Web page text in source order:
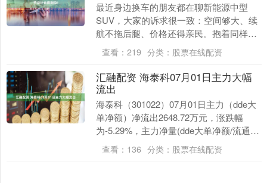
最近身边换车的朋友都在聊新能源中型
SUV，大家的诉求很一致：空间够大、续
航不拖后腿、价格还得亲民。抱着同样的
想法，我去试驾了 26 款零跑 C10，这款
车指导....
查看： 219 分类： 股票在线配资
汇融配资 海泰科07月01日主力大幅
流出
海泰科（301022）07月01日主力（dde大
单净额）净流出2648.72万元，涨跌幅
为-5.29%，主力净量(dde大单净额/流通
股)为-1.43%，两市排....
查看： 136 分类： 股票在线配资